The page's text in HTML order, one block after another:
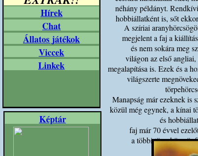
Hírek
Chat
Állatos játékok
Képtár
Viccek
Linkek
néhány példányt.
hobbiállatként is, sőt
A szíriai
megjelent a faj a
és nem sokára meg
világon az első angliai,
megalapítása is. Ezek és a
világszerte
Manapság már ezeknek is
közül még egynek, a kínai
és
faj már 70 évvel
a többi